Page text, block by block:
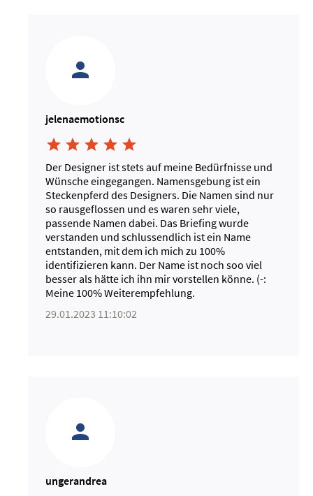
jelenaemotionsc
    
Der Designer ist stets auf meine Bedürfnisse und
Wünsche eingegangen. Namensgebung ist ein
Steckenpferd des Designers. Die Namen sind nur
so rausgeflossen und es waren sehr viele,
passende Namen dabei. Das Briefing wurde
verstanden und schlussendlich ist ein Name
entstanden, mit dem ich mich zu 100%
identifizieren kann. Der Name ist noch soo viel
besser als hätte ich ihn mir vorstellen könne. (-:
Meine 100% Weiterempfehlung.
29.01.2023 11:10:02
ungerandrea